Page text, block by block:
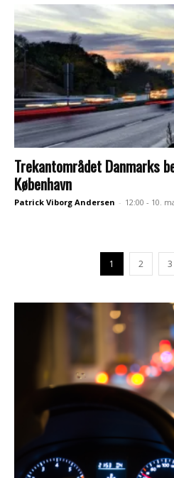
Trekantområdet Danmarks
København
Patrick Viborg Andersen - 12:00 - 10.
1 2 3